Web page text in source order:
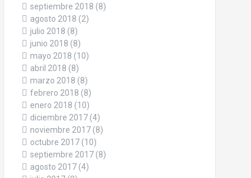
septiembre 2018 (8)
agosto 2018 (2)
julio 2018 (8)
junio 2018 (8)
mayo 2018 (10)
abril 2018 (8)
marzo 2018 (8)
febrero 2018 (8)
enero 2018 (10)
diciembre 2017(4)
noviembre 2017(8)
octubre 2017(10)
septiembre 2017(8)
agosto 2017(4)